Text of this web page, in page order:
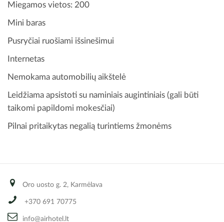
Miegamos vietos: 200
Mini baras
Pusryčiai ruošiami išsinešimui
Internetas
Nemokama automobilių aikštelė
Leidžiama apsistoti su naminiais augintiniais (gali būti
taikomi papildomi mokesčiai)
Pilnai pritaikytas negalią turintiems žmonėms
Oro uosto g. 2, Karmėlava
+370 691 70775
info@airhotel.lt